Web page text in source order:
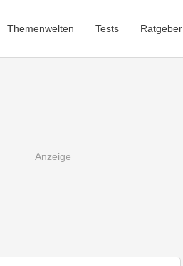
Themenwelten Tests Ratgeber